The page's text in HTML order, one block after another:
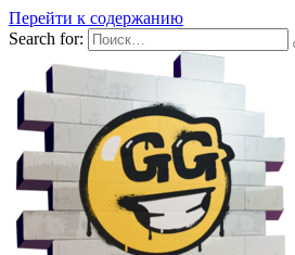
Перейти к содержанию
Search for: